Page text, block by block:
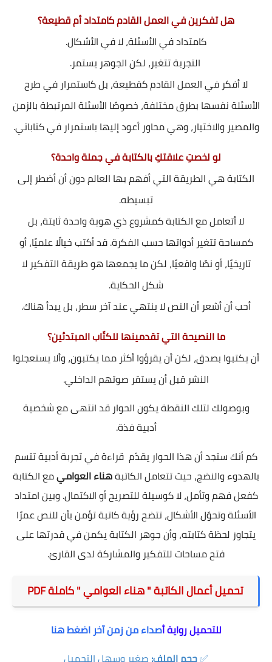
هل تفكرين في العمل القادم كامتداد أم قطيعة؟
كامتداد في الأسئلة، لا في الأشكال.
التجربة تتغير، لكن الجوهر يستمر.
لا أفكر في العمل القادم كقطيعة، بل كاستمرار في طرح
الأسئلة نفسها بطرق مختلفة، خصوصًا الأسئلة المرتبطة بالزمن
والمصير والاختيار، وهي محاور أعود إليها باستمرار في كتاباتي.
لو لخصتِ علاقتكِ بالكتابة في جملة واحدة؟
الكتابة هي الطريقة التي أفهم بها العالم دون أن أضطر إلى
تبسيطه.
لا أتعامل مع الكتابة كمشروع ذي هوية واحدة ثابتة، بل
كمساحة تتغير أدواتها حسب الفكرة. قد أكتب خيالًا علميًا، أو
تاريخيًا، أو نصًا واقعيًا، لكن ما يجمعها هو طريقة التفكير لا
شكل الحكاية.
أحب أن أشعر أن النص لا ينتهي عند آخر سطر، بل يبدأ هناك.
ما النصيحة التي تقدمينها للكتّاب المبتدئين؟
أن يكتبوا بصدق، لكن أن يقرؤوا أكثر مما يكتبون، وألا يستعجلوا
النشر قبل أن يستقر صوتهم الداخلي.
وبوصولك لتلك النقطة يكون الحوار قد انتهى مع شخصية
أدبية فذة.
كم أنك ستجد أن هذا الحوار يقدّم قراءة في تجربة أدبية تتسم
بالهدوء والنضج، حيث تتعامل الكاتبةهناء العواميمع الكتابة
كفعل فهم وتأمل، لا كوسيلة للتصريح أو الاكتمال. وبين امتداد
الأسئلة وتحوّل الأشكال، تتضح رؤية كاتبة تؤمن بأن للنص عمرًا
يتجاوز لحظة كتابته، وأن جوهر الكتابة يكمن في قدرتها على
فتح مساحات للتفكير والمشاركة لدى القارئ.
تحميل أعمال الكاتبة " هناء العوامي " كاملة PDF
للتحميل رواية أصداء من زمن آخر اضغط هنا